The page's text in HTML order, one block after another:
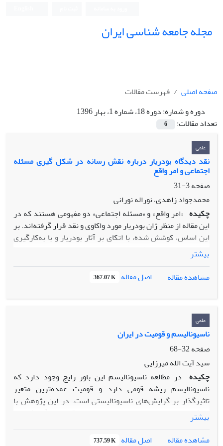
مجله جامعه شناسی ایران
صفحه اصلی
فهرست مقالات
دوره و شماره:دوره 18، شماره 1، بهار 1396
تعداد مقالات:
6
علمی
نقد دیدگاه بودریار درباره نقش رسانه در شکل گیری مسئله
اجتماعی و امر واقع
صفحه3-31
محمدجواد زاهدی، نوراله نورانی
چکیده «امر واقع» و «مسئله اجتماعی» دو مفهومی ‌هستند که در
این مقاله از منظر ژان بودریار مورد واکاوی و نقد قرار گرفته‌اند. بر
این اساس، کوشش شده، با اتکای بر آثار بودریار و با به‌کارگیری
روش تحلیل محتوای کیفی، دو مفهوم مذکور استخراج و استنباط
شوند. بودریار به عنوان یکی از چهره‌های شاخص رویکرد
پساساختارگرایی، موضع نظری قابل توجهی نسبت به رسانه و
تاثیرات آن دارد. از یک سو از منظر بودریار، امر واقع در جهان
جدید دارای وجهی برساختی است که از بطن نظام زبانی و در
دیگر، او بر این باور است که رسانه در جهان جدید به مثابه ابزاری
با دلالت فرهنگی، «فراواقعیت» را از طریق سازوکار دکوپاژ «شبیه
سازی» می‌کند. برهمین اساس، از نظر او، رسانه می‌تواند هر پدیده
اجتماعی را به مثابه مسئله اجتماعی شبیه سازی کند.
بیشتر
مشاهده مقاله
اصل مقاله 367.07 K
علمی
ناسیونالیسم و قومیت در ایران
صفحه32-68
سید آیت الله میرزایی
چکیده در مطالعه ناسیونالیسم این باور رایج وجود دارد که
ناسیونالیسم ریشه قومی دارد و قومیت عمده‌ترین متغیر
تاثیرگذار بر گرایش‌های ناسیونالیستی است. در این پژوهش با
هدف بررسی نسبت ناسیونالیسم و قومیت گرایش‌های
ناسیونالیستی نمونه‌ای از دانشجویان ایرانی (بلوچ، ترک، فارس،
عرب، کرد، لر) مورد پیمایش قرار گرفته است. نخست این که بر
بیشتر
مشاهده مقاله
اصل مقاله 737.59 K